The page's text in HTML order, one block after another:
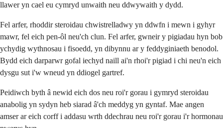
llawer yn cael eu cymryd unwaith neu ddwywaith y dydd.
Fel arfer, rhoddir steroidau chwistrelladwy yn ddwfn i mewn i gyhyr
mawr, fel eich pen-ôl neu'ch clun. Fel arfer, gwneir y pigiadau hyn bob
ychydig wythnosau i fisoedd, yn dibynnu ar y feddyginiaeth benodol.
Bydd eich darparwr gofal iechyd naill ai'n rhoi'r pigiad i chi neu'n eich
dysgu sut i'w wneud yn ddiogel gartref.
Peidiwch byth â newid eich dos neu roi'r gorau i gymryd steroidau
anabolig yn sydyn heb siarad â'ch meddyg yn gyntaf. Mae angen
amser ar eich corff i addasu wrth ddechrau neu roi'r gorau i'r hormonau